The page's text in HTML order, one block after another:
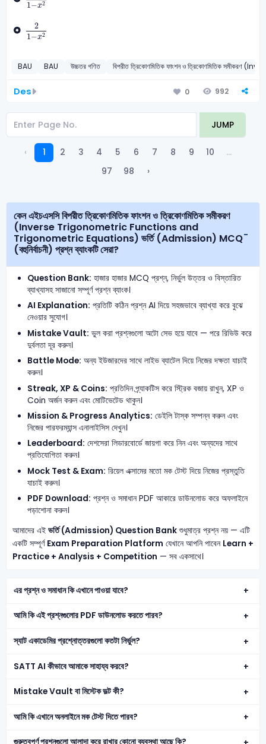
1−x2
2
1−x2
1-
BAU BAU উচ্চতর গণিত বিপরীত ত্রিকোণমিতিক ফাংশন ও ত্রিকোণমিতিক
Des 0 992
JUMP
‹ 1 2 3 4 5 6 7 8 9 10
...
97
98 ›
কেন এইচএসসি বিপরীত ত্রিকোণমিতিক ফাংশন ও ত্রিকোণমিতিক সমীকরণ
(Inverse Trigonometric Functions and
Trigonometric Equations) ভর্তি (Admission) MCQ
(বহুনির্বাচনী) প্রশ্ন ব্যাংকটি সেরা?
Question Bank: হাজার হাজার MCQ প্রশ্ন, নির্ভুল উত্তর ও বিস্তারিত
ব্যাখ্যাসহ সাজানো সম্পূর্ণ প্রশ্ন ব্যাংক।
AI Explanation: প্রতিটি কঠিন প্রশ্ন AI দিয়ে সহজভাবে ব্যাখ্যা করে বুঝে
নেওয়ার সুযোগ।
Mistake Vault: ভুল করা প্রশ্নগুলো অটো সেভ হয়ে যাবে — পরে রিভিউ করে
দুর্বলতা দূর করুন।
Battle Mode: অন্য ইউজারদের সাথে লাইভ ব্যাটেল দিয়ে নিজের দক্ষতা যাচাই
করুন।
Streak, XP & Coins: প্রতিদিন প্র্যাকটিস করে স্ট্রিক বজায় রাখুন, XP ও
Coin অর্জন করুন এবং মোটিভেটেড থাকুন।
Mission & Progress Analytics: ডেইলি টাস্ক সম্পন্ন করুন এবং
নিজের পারফরম্যান্স এনালাইসিস দেখুন।
Leaderboard: দেশসেরা লিডারবোর্ডে জায়গা করে নিন এবং অন্যদের সাথে
প্রতিযোগিতা করুন।
Mock Test & Exam: রিয়েল এক্সামের মতো মক টেস্ট দিয়ে নিজের প্রস্তুতি
যাচাই করুন।
PDF Download: প্রশ্ন ও সমাধান PDF আকারে ডাউনলোড করে অফলাইনে
পড়াশোনা করুন।
আমাদের এই ভর্তি (Admission) Question Bankশুধুমাত্র প্রশ্ন নয় — এটি
একটি সম্পূর্ণ Exam Preparation Platform যেখানে আপনি পাবেন Learn +
Practice + Analysis + Competition — সব একসাথে।
এর প্রশ্ন ও সমাধান কি এখানে পাওয়া যাবে?
আমি কি এই প্রশ্নগুলোর PDF ডাউনলোড করতে পারব?
স্যাট একাডেমির প্রশ্নোত্তরগুলো কতটা নির্ভুল?
SATT AI কীভাবে আমাকে সাহায্য করবে?
Mistake Vault বা মিস্টেক ভল্ট কী?
আমি কি এখানে অনলাইনে মক টেস্ট দিতে পারব?